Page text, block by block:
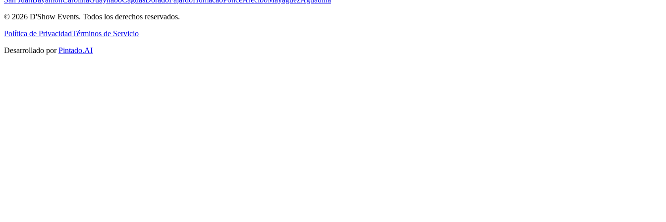
© 2026 D'Show Events. Todos los derechos reservados.
Política de PrivacidadTérminos de Servicio
Desarrollado por Pintado.AI